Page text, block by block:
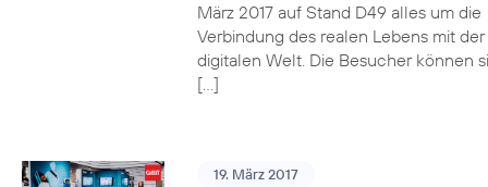
März 2017 auf Stand D49 alles um die
Verbindung des realen Lebens mit der
digitalen Welt. Die Besucher können
[…]
19. März 2017